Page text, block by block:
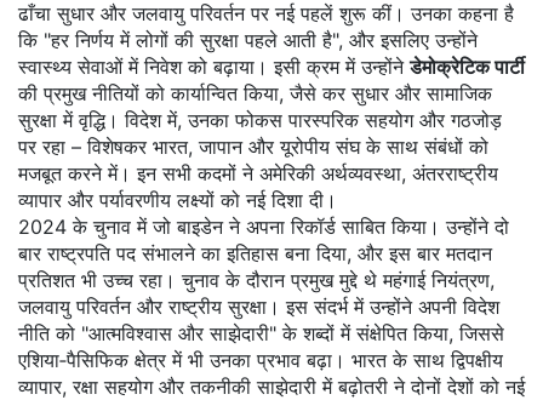
ढाँचा सुधार और जलवायु परिवर्तन पर नई पहलें शुरू कीं। उनका कहना है
कि "हर निर्णय में लोगों की सुरक्षा पहले आती है", और इसलिए उन्होंने
स्वास्थ्य सेवाओं में निवेश को बढ़ाया। इसी क्रम में उन्होंनेडेमोक्रेटिक पार्टी
की प्रमुख नीतियों को कार्यान्वित किया, जैसे कर सुधार और सामाजिक
सुरक्षा में वृद्धि। विदेश में, उनका फोकस पारस्परिक सहयोग और गठजोड़
पर रहा – विशेषकर भारत, जापान और यूरोपीय संघ के साथ संबंधों को
मजबूत करने में। इन सभी कदमों ने अमेरिकी अर्थव्यवस्था, अंतरराष्ट्रीय
व्यापार और पर्यावरणीय लक्ष्यों को नई दिशा दी।
2024 के चुनाव में जो बाइडेन ने अपना रिकॉर्ड साबित किया। उन्होंने दो
बार राष्ट्रपति पद संभालने का इतिहास बना दिया, और इस बार मतदान
प्रतिशत भी उच्च रहा। चुनाव के दौरान प्रमुख मुद्दे थे महंगाई नियंत्रण,
जलवायु परिवर्तन और राष्ट्रीय सुरक्षा। इस संदर्भ में उन्होंने अपनीविदेश
नीतिको "आत्मविश्वास और साझेदारी" के शब्दों में संक्षेपित किया, जिससे
एशिया‑पैसिफिक क्षेत्र में भी उनका प्रभाव बढ़ा। भारत के साथ द्विपक्षीय
व्यापार, रक्षा सहयोग और तकनीकी साझेदारी में बढ़ोतरी ने दोनों देशों को नई